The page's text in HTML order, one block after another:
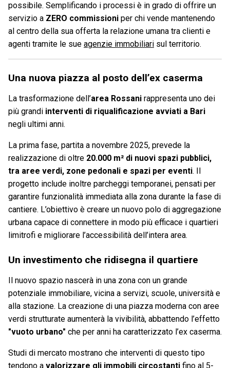
possibile. Semplificando i processi è in grado di offrire un
servizio a ZERO commissioni per chi vende mantenendo
al centro della sua offerta la relazione umana tra clienti e
agenti tramite le sue agenzie immobiliari sul territorio.
Una nuova piazza al posto dell’ex caserma
La trasformazione dell’area Rossani rappresenta uno dei
più grandi interventi di riqualificazione avviati a Bari
negli ultimi anni.
La prima fase, partita a novembre 2025, prevede la
realizzazione di oltre 20.000 m² di nuovi spazi pubblici,
tra aree verdi, zone pedonali e spazi per eventi. Il
progetto include inoltre parcheggi temporanei, pensati per
garantire funzionalità immediata alla zona durante la fase di
cantiere. L’obiettivo è creare un nuovo polo di aggregazione
urbana capace di connettere in modo più efficace i quartieri
limitrofi e migliorare l’accessibilità dell’intera area.
Un investimento che ridisegna il quartiere
Il nuovo spazio nascerà in una zona con un grande
potenziale immobiliare, vicina a servizi, scuole, università e
alla stazione. La creazione di una piazza moderna con aree
verdi strutturate aumenterà la vivibilità, abbattendo l’effetto
"vuoto urbano" che per anni ha caratterizzato l’ex caserma.
Studi di mercato mostrano che interventi di questo tipo
tendono a valorizzare gli immobili circostanti fino al 5-